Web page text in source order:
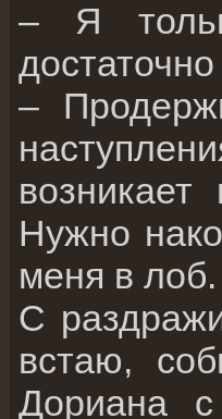
– Я
–
Нужно
меня в лоб.
С
встаю,
Дориана с